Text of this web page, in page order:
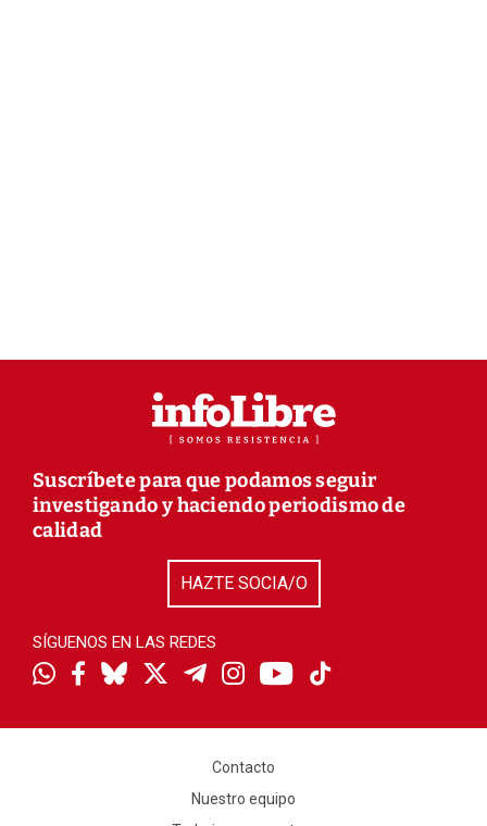
Suscríbete para que podamos seguir
investigando y haciendo periodismo de
calidad
HAZTE SOCIA/O
SÍGUENOS EN LAS REDES
Contacto
Nuestro equipo